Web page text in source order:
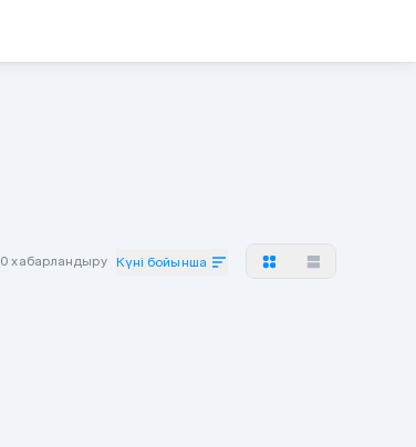
0 хабарландыру Күні бойынша